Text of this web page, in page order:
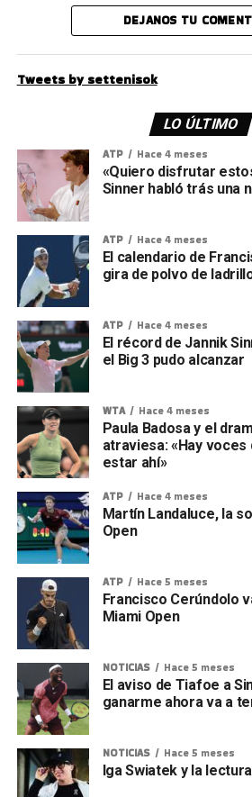
DEJANOS TU
Tweets by settenisok
LO ÚLTIMO
ATP Hace 4 meses
«Quiero disfrutar
Sinner habló trás una
ATP Hace 4 meses
El calendario de
gira de polvo de
ATP Hace 4 meses
El récord de Jannik
el Big 3 pudo alcanzar
WTA Hace 4 meses
Paula Badosa y el
atraviesa: «Hay voces
estar ahí»
ATP Hace 4 meses
Martín Landaluce, la
Open
ATP Hace 5 meses
Francisco Cerúndolo
Miami Open
NOTICIAS Hace 5 meses
El aviso de Tiafoe a
ganarme ahora va a
NOTICIAS Hace 5 meses
Iga Swiatek y la lectura